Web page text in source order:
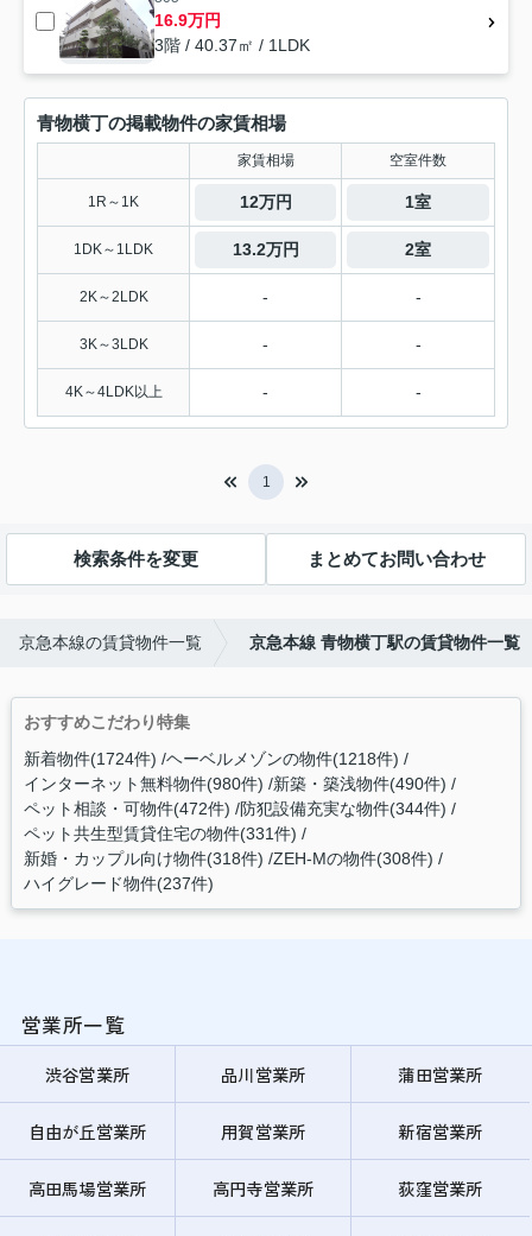
16.9万円
3階 / 40.37㎡ / 1LDK
青物横丁の掲載物件の家賃相場
家賃相場 空室件数
1R～1K 12万円 1室
1DK～1LDK 13.2万円 2室
2K～2LDK - -
3K～3LDK - -
4K～4LDK以上 - -
1
検索条件を変更 まとめてお問い合わせ
京急本線の賃貸物件一覧 京急本線 青物横丁駅の賃貸物件一覧
おすすめこだわり特集
新着物件(1724件) ヘーベルメゾンの物件(1218件)
インターネット無料物件(980件) 新築・築浅物件(490件)
ペット相談・可物件(472件) 防犯設備充実な物件(344件)
ペット共生型賃貸住宅の物件(331件)
新婚・カップル向け物件(318件) ZEH-Mの物件(308件)
ハイグレード物件(237件)
営業所一覧
渋谷営業所 品川営業所 蒲田営業所
自由が丘営業所 用賀営業所 新宿営業所
高田馬場営業所 高円寺営業所 荻窪営業所